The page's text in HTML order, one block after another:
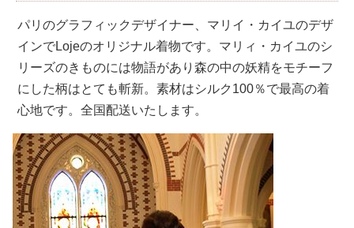
パリのグラフィックデザイナー、マリイ・カイユのデザ
インでLojeのオリジナル着物です。マリィ・カイユのシ
リーズのきものには物語があり森の中の妖精をモチーフ
にした柄はとても斬新。素材はシルク100％で最高の着
心地です。全国配送いたします。